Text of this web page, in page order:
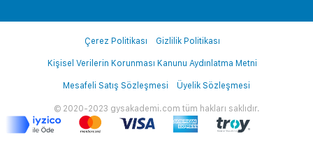
© 2020-2023 gysakademi.com tüm hakları saklıdır.
Çerez Politikası Gizlilik Politikası
Kişisel Verilerin Korunması Kanunu Aydınlatma Metni
Mesafeli Satış Sözleşmesi Üyelik Sözleşmesi